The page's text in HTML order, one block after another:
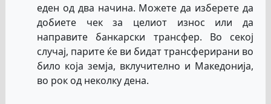
еден од два начина. Можете да изберете да
добиете чек за целиот износ или да
направите банкарски трансфер. Во секој
случај, парите ќе ви бидат трансферирани во
било која земја, вклучително и Македонија,
во рок од неколку дена.